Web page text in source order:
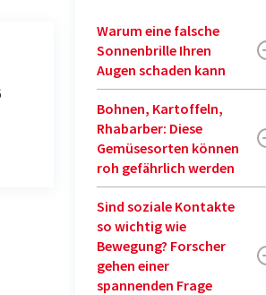
Warum eine falsche
Sonnenbrille Ihren
Augen schaden kann
Bohnen, Kartoffeln,
Rhabarber: Diese
Gemüsesorten können
roh gefährlich werden
Sind soziale Kontakte
so wichtig wie
Bewegung? Forscher
gehen einer
spannenden Frage